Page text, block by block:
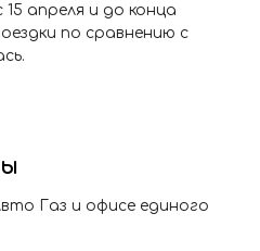
апреля и до конца
по сравнению с
Газ и офисе единого